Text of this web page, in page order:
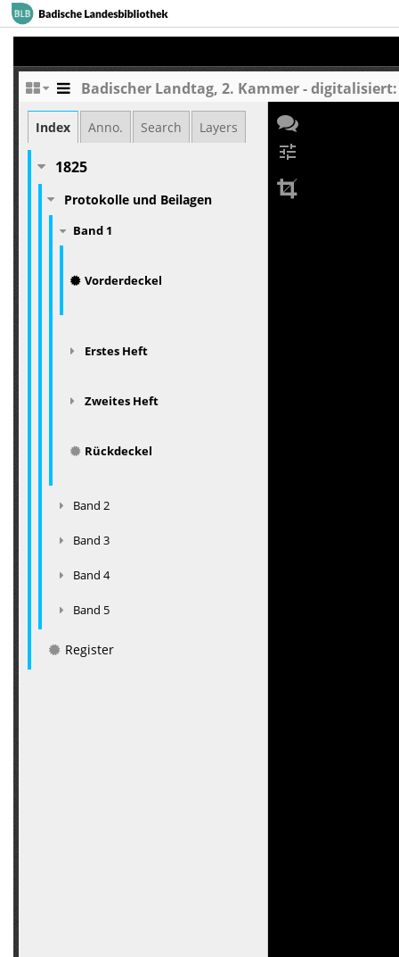
Badischer Landtag, 2. Kammer - digitalisiert:
Index Anno. Search Layers
1825
Protokolle und Beilagen
Band 1
Vorderdeckel
Erstes Heft
Zweites Heft
Rückdeckel
Band 2
Band 3
Band 4
Band 5
Register
tune